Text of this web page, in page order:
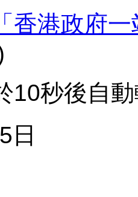
香港政府
10秒後自
日